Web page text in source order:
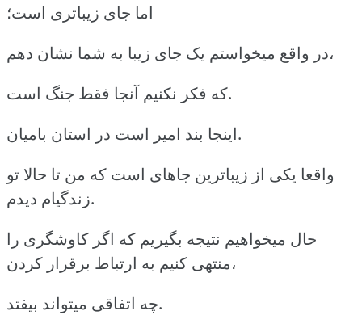
اما جای زیباتری است؛
در واقع میخواستم یک جای زیبا به شما نشان دهم،
که فکر نکنیم آنجا فقط جنگ است.
اینجا بند امیر است در استان بامیان.
واقعا یکی از زیباترین جاهای است که من تا حالا تو
زندگیام دیدم.
حال میخواهیم نتیجه بگیریم که اگر کاوشگری را
منتهی کنیم به ارتباط برقرار کردن،
چه اتفاقی میتواند بیفتد.